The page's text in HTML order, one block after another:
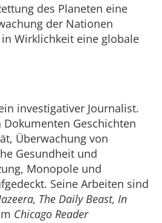
des Planeten eine
der Nationen
Wirklichkeit eine globale
investigativer Journalist.
Geschichten
Überwachung von
Gesundheit und
Monopole und
Seine Arbeiten sind
The Daily Beast, In
Chicago Reader